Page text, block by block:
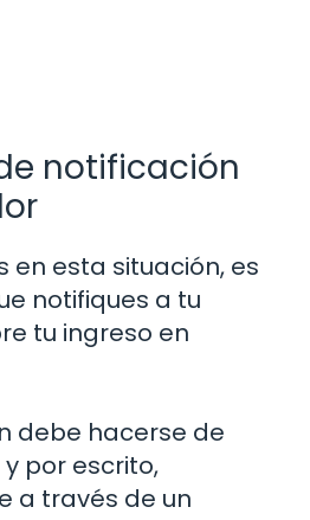
notificación
en esta situación, es
notifiques a tu
tu ingreso en
debe hacerse de
por escrito,
a través de un